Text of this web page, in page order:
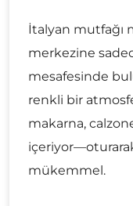
İtalyan mutfağı
merkezine
mesafesinde
renkli bir
makarna,
mükemmel.